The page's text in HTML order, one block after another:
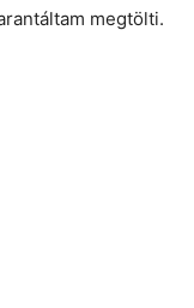
megtölti.